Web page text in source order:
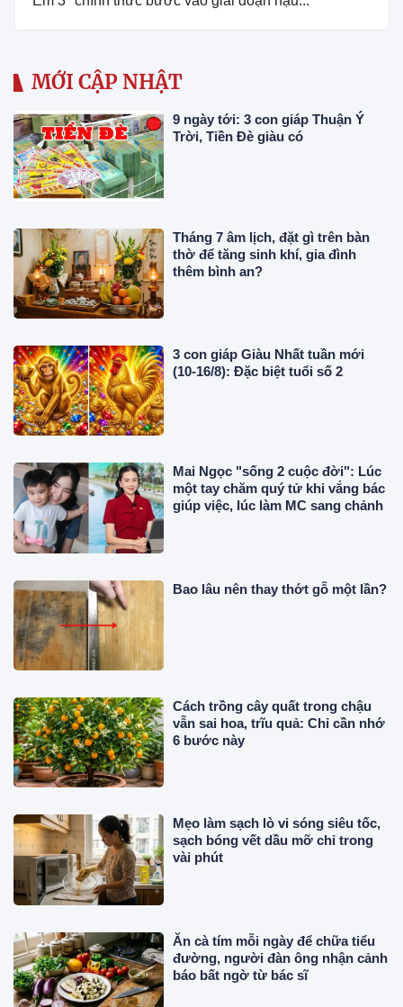
MỚI CẬP NHẬT
9 ngày tới: 3 con giáp Thuận Ý
Trời, Tiền Đè giàu có
Tháng 7 âm lịch, đặt gì trên bàn
thờ để tăng sinh khí, gia đình
thêm bình an?
3 con giáp Giàu Nhất tuần mới
(10-16/8): Đặc biệt tuổi số 2
Mai Ngọc "sống 2 cuộc đời": Lúc
một tay chăm quý tử khi vắng bác
giúp việc, lúc làm MC sang chảnh
Bao lâu nên thay thớt gỗ một lần?
Cách trồng cây quất trong chậu
vẫn sai hoa, trĩu quả: Chỉ cần nhớ
6 bước này
Mẹo làm sạch lò vi sóng siêu tốc,
sạch bóng vết dầu mỡ chỉ trong
vài phút
Ăn cà tím mỗi ngày để chữa tiểu
đường, người đàn ông nhận cảnh
báo bất ngờ từ bác sĩ